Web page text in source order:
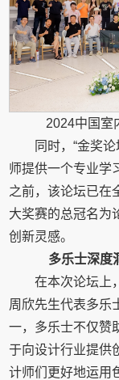
2024中国室
同时，“金奖
师提供一个专业学
之前，该论坛已在
大奖赛的总冠名为
创新灵感。
多乐士深度
在本次论坛上
周欣先生代表多乐
一，多乐士不仅赞
于向设计行业提供
计师们更好地运用